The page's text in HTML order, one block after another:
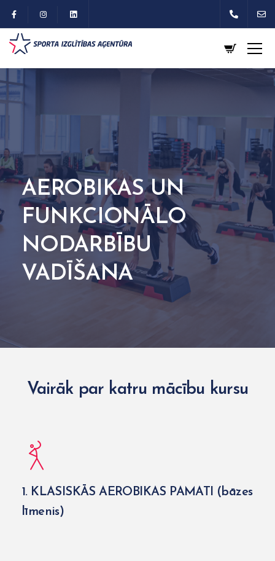
AEROBIKAS UN
FUNKCIONĀLO
NODARBĪBU
VADĪŠANA
Vairāk par katru mācību kursu
1. KLASISKĀS AEROBIKAS PAMATI (bāzes
līmenis)